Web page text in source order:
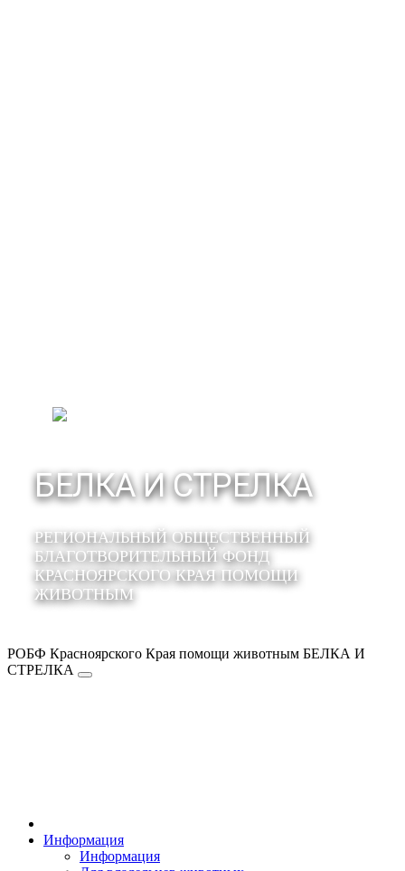
БЕЛКА И СТРЕЛКА
РЕГИОНАЛЬНЫЙ ОБЩЕСТВЕННЫЙ
БЛАГОТВОРИТЕЛЬНЫЙ ФОНД
КРАСНОЯРСКОГО КРАЯ ПОМОЩИ
ЖИВОТНЫМ
РОБФ Красноярского Края помощи животным БЕЛКА И
СТРЕЛКА
Информация
Информация